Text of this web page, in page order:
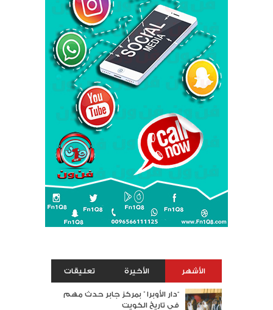
الأشهر الأخيرة تعليقات
“دار الأوبرا ” بمركز جابر حدث مهم
في تاريخ الكويت